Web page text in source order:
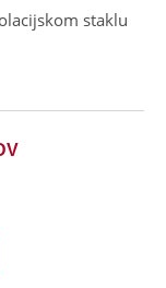
staklu